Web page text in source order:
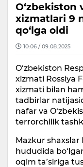
O‘zbekiston
xizmatlari 9
qo‘lga oldi
10:06 / 09.08.2025
O‘zbekiston
xizmati Rossiya
xizmati bilan
tadbirlar
nafar va
terrorchilik
Mazkur shaxslar
hududida
oqim ta’siriga